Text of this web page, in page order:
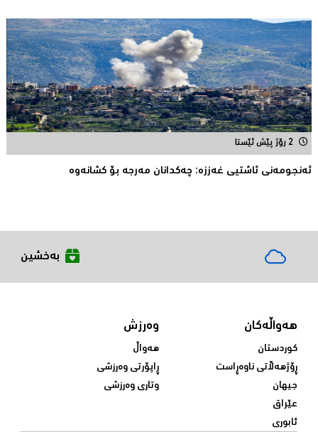
2 رۆژ پێش ئێستا
ئەنجومەنى ئاشتیی غەززە: چەکدانان مەرجە بۆ کشانەوە
بەخشین
هەواڵەکان
کوردستان
ڕۆژهەڵاتی ناوەڕاست
جیهان
عێراق
ئابوری
وەرزش
هەواڵ
ڕاپۆرتی وەرزشی
وتاری وەرزشی